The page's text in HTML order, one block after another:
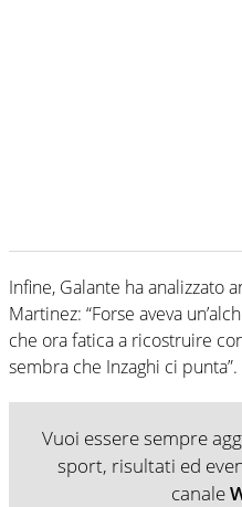
Infine, Galante ha analizzato
Martinez: “Forse aveva
che ora fatica a ricostruire
sembra che Inzaghi ci punta”.
Vuoi essere sempre
sport, risultati ed
canale